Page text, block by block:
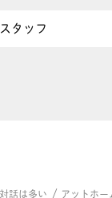
タッフ
話は多い / アットホー